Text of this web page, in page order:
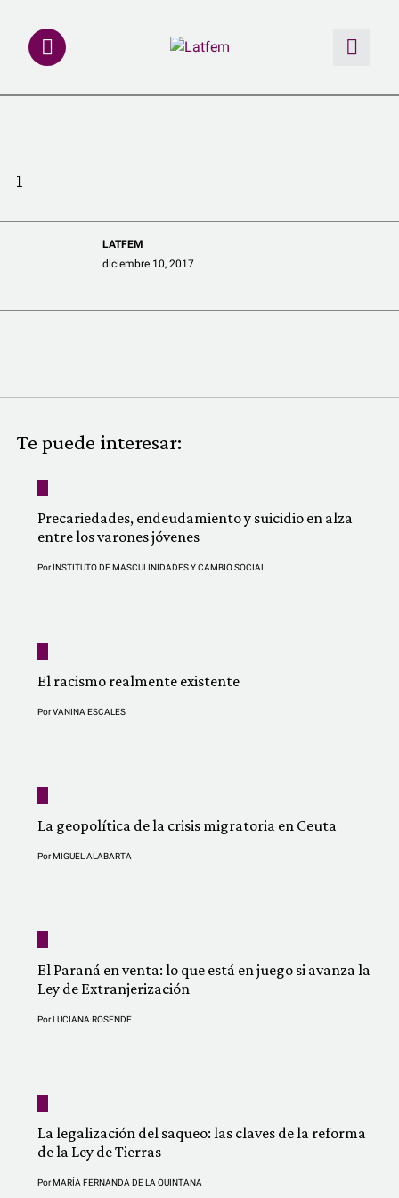
REDACCIÓN ABIERTA
LATFEMLAB.
QUIÉNES SOMOS
1
LATFEM
diciembre 10, 2017
Te puede interesar:
Precariedades, endeudamiento y suicidio en alza
entre los varones jóvenes
PorINSTITUTO DE MASCULINIDADES Y CAMBIO SOCIAL
El racismo realmente existente
PorVANINA ESCALES
La geopolítica de la crisis migratoria en Ceuta
PorMIGUEL ALABARTA
El Paraná en venta: lo que está en juego si avanza la
Ley de Extranjerización
PorLUCIANA ROSENDE
La legalización del saqueo: las claves de la reforma
de la Ley de Tierras
PorMARÍA FERNANDA DE LA QUINTANA